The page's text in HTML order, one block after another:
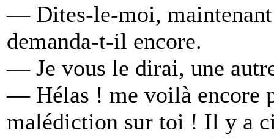
— Dites-le-moi, maintenant
demanda-t-il encore.
— Je vous le dirai, une
— Hélas ! me voilà encore
malédiction sur toi ! Il y a